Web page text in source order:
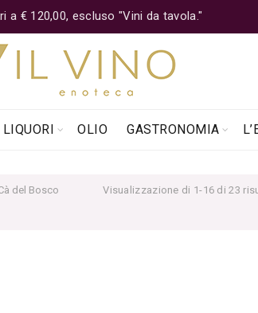
€ 120,00, escluso "Vini da tavola."
OLIO GASTRONOMIA
del Bosco Visualizzazione di 1-16 di 23